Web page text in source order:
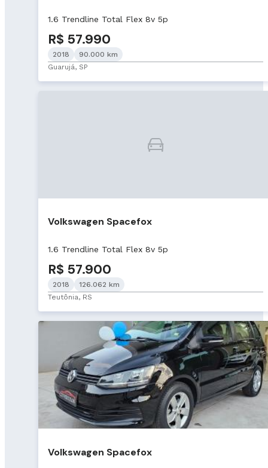
1.6 Trendline Total Flex 8v 5p
R$ 57.990
2018
90.000 km
Guarujá, SP
Volkswagen Spacefox
1.6 Trendline Total Flex 8v 5p
R$ 57.900
2018
126.062 km
Teutônia, RS
Volkswagen Spacefox